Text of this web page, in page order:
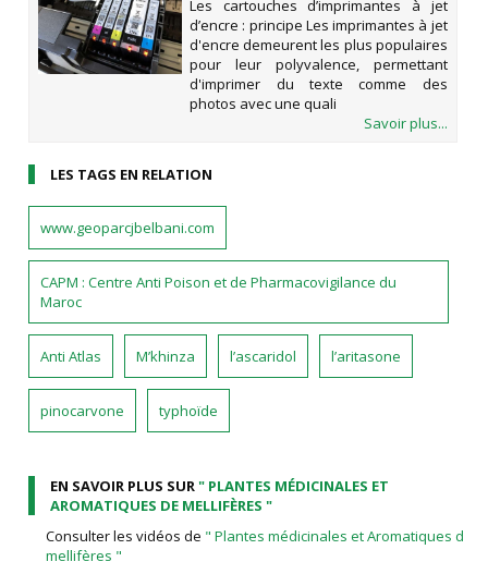
Les cartouches d’imprimantes à jet
d’encre : principe Les imprimantes à jet
d'encre demeurent les plus populaires
pour leur polyvalence, permettant
d'imprimer du texte comme des
photos avec une quali
Savoir plus...
LES TAGS EN RELATION
www.geoparcjbelbani.com
CAPM : Centre Anti Poison et de Pharmacovigilance du
Maroc
Anti Atlas M’khinza l’ascaridol l’aritasone
pinocarvone typhoïde
EN SAVOIR PLUS SUR" PLANTES MÉDICINALES ET
AROMATIQUES DE MELLIFÈRES "
Consulter les vidéos de " Plantes médicinales et Aromatiques de
mellifères "